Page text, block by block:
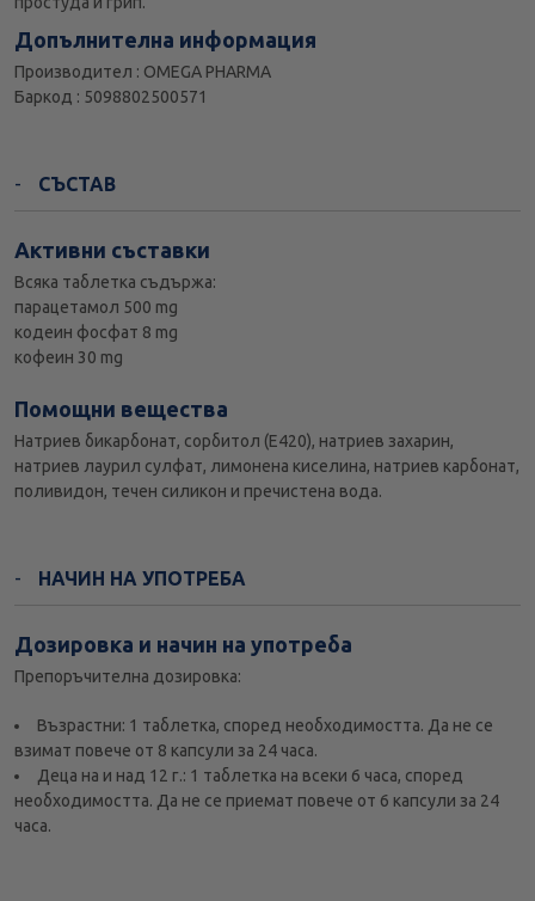
Допълнителна информация
Производител : OMEGA PHARMA
Баркод : 5098802500571
СЪСТАВ
Активни съставки
Всяка таблетка съдържа:
парацетамол 500 mg
кодеин фосфат 8 mg
кофеин 30 mg
Помощни вещества
Натриев бикарбонат, сорбитол (Е420), натриев захарин,
натриев лаурил сулфат, лимонена киселина, натриев карбонат,
поливидон, течен силикон и пречистена вода.
НАЧИН НА УПОТРЕБА
Дозировка и начин на употреба
Препоръчителна дозировка:
Възрастни: 1 таблетка, според необходимостта. Да не се
взимат повече от 8 капсули за 24 часа.
Деца на и над 12 г.: 1 таблетка на всеки 6 часа, според
необходимостта. Да не се приемат повече от 6 капсули за 24
часа.